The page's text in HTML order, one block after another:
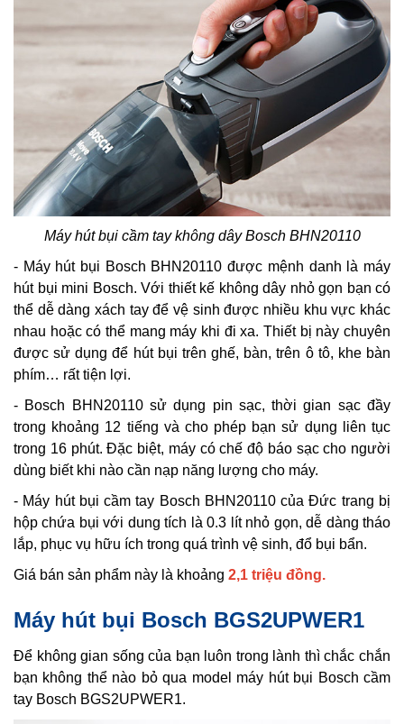
Máy hút bụi cầm tay không dây Bosch BHN20110
- Máy hút bụi Bosch BHN20110 được mệnh danh là máy
hút bụi mini Bosch. Với thiết kế không dây nhỏ gọn bạn có
thể dễ dàng xách tay để vệ sinh được nhiều khu vực khác
nhau hoặc có thể mang máy khi đi xa. Thiết bị này chuyên
được sử dụng để hút bụi trên ghế, bàn, trên ô tô, khe bàn
phím… rất tiện lợi.
- Bosch BHN20110 sử dụng pin sạc, thời gian sạc đầy
trong khoảng 12 tiếng và cho phép bạn sử dụng liên tục
trong 16 phút. Đặc biệt, máy có chế độ báo sạc cho người
dùng biết khi nào cần nạp năng lượng cho máy.
- Máy hút bụi cầm tay Bosch BHN20110 của Đức trang bị
hộp chứa bụi với dung tích là 0.3 lít nhỏ gọn, dễ dàng tháo
lắp, phục vụ hữu ích trong quá trình vệ sinh, đổ bụi bẩn.
Giá bán sản phẩm này là khoảng 2,1 triệu đồng.
Máy hút bụi Bosch BGS2UPWER1
Để không gian sống của bạn luôn trong lành thì chắc chắn
bạn không thể nào bỏ qua model máy hút bụi Bosch cầm
tay Bosch BGS2UPWER1.